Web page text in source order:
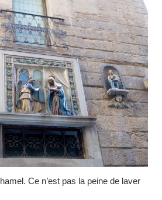
Ce n’est pas la peine de laver